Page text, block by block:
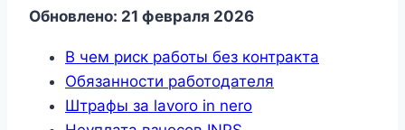
Обновлено: 21 февраля 2026
В чем риск работы без контракта
Обязанности работодателя
Штрафы за lavoro in nero